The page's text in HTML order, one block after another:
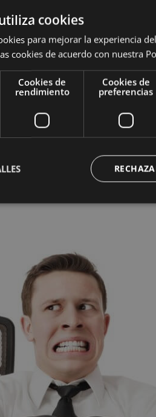
presión, aunque sea por
tensión que ha estado
esté en orden, estás
es estrés no tiene nada que
te afecta.
cookies
para mejorar la experiencia
cookies de acuerdo con nuestra
Cookies de
rendimiento
Cookies de
preferencias